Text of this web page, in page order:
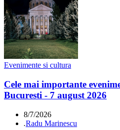
Evenimente si cultura
Cele mai importante
Bucuresti - 7 august 2026
8/7/2026
.Radu Marinescu